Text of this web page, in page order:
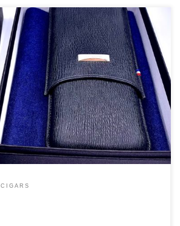
CIGARS